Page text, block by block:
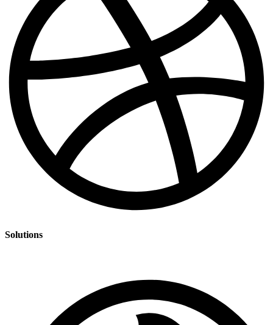
Solutions